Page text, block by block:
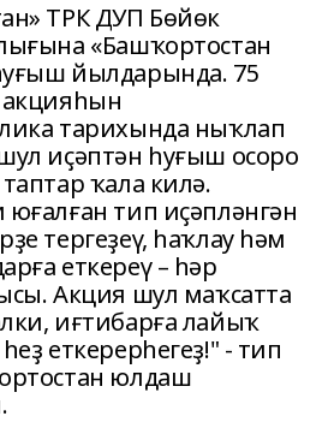
ТРК ДУП Бөйөк
«Башҡортостан
йылдарында. 75
акцияһын
тарихында ныҡлап
иҫәптән һуғыш осоро
ҡала килә.
тип иҫәпләнгән
тергеҙеү, һаҡлау һәм
еткереү – һәр
Акция шул маҡсатта
иғтибарға лайыҡ
еткерерһегеҙ!" - тип
юлдаш